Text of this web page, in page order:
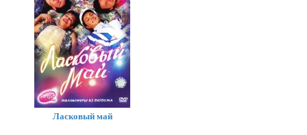
Ласковый май